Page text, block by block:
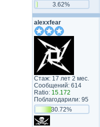
3.62%
alexxfear
Стаж: 17 лет 2 мес.
Сообщений: 614
Ratio: 15.172
Поблагодарили: 95
30.72%